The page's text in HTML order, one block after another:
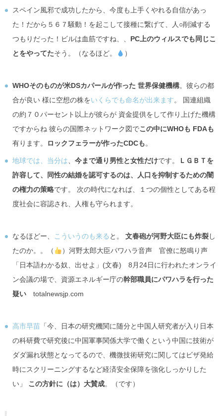
スペイン風邪で成功したから、今度も上手くやれる自信があっ
た！だから５６７騒動！を起こして接種に繋げて、人○削減する
つもりだった！ビルは血筋ですね、、 PC上のウィルスでも同じこ
とをやってたそう。（なるほど。 ）
WHOそのものが米DSカパールが作った 世界保健機構。彼らの都
合が良い 様に空想の株をいくらでも命名が出来ます。 国連組織
の約７０パーセント以上が彼らが 資金提供をして作り上げた機構
ですからね 彼らの国際ネットワーク図でこの中にWHOも FDAも
有ります。
ロックフェラーが作ったCDCも。
地球では、当分は 今まで通り男性と女性だけです。
ＬＧＢＴを
許容して、同性の結婚を認可するのは、人口を抑制するための闇
の権力の策略です。 次の時代になれば、１つの個性としてある程
度社会に容認され、人権も守られます。
なるほどー、 こういうのも来る と。 文春砲が河野大臣にも炸裂し
たのか。。（
）河野太郎大臣パワハラ音声 官僚に怒鳴り声
「日本語わかる奴、出せよ」(文春) 8月24日に行われたオンライ
ン会議の場で、資源エネルギー庁の幹部職員にパワハラを行った
疑い totalnewsjp.com
高市早苗 「今、日本の研究機関に随分と中国人研究者が入り日本
の科研費で研究後に中国軍事関係大学で働くという中国に技術が
ダダ漏れ状態となってるので、機微技術研究に関してはビザ発給
時にスクリーニングするなど経済安全保障を強化しっかりした
い」 この方針に（は）大賛成。（です）